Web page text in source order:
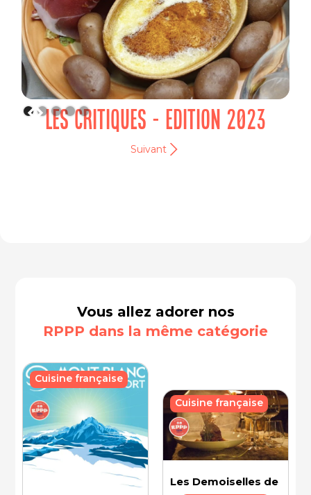
LES CRITIQUES - EDITION 2023
Suivant
Vous allez adorer nos
RPPP dans la même catégorie
Cuisine française
Les Demoiselles de
Cuisine française